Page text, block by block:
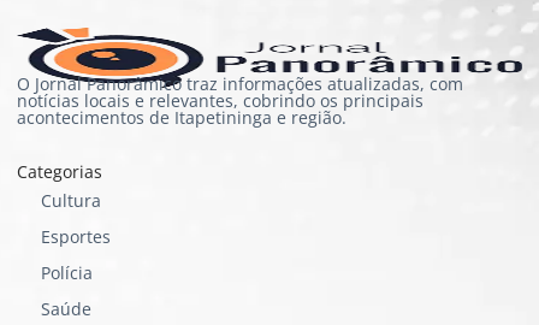
O Jornal Panorâmico traz informações atualizadas, com
notícias locais e relevantes, cobrindo os principais
acontecimentos de Itapetininga e região.
Categorias
Cultura
Esportes
Polícia
Saúde